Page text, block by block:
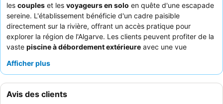
les couples et les voyageurs en solo en quête d'une escapade
sereine. L'établissement bénéficie d'un cadre paisible
directement sur la rivière, offrant un accès pratique pour
explorer la région de l'Algarve. Les clients peuvent profiter de la
vaste piscine à débordement extérieure avec une vue
un espace spa pour les journées plus fraîches. Le personnel est
exceptionnelles, le
apprécié pour son choix vaste et varié. Pour une expérience
Afficher plus
Avis des clients